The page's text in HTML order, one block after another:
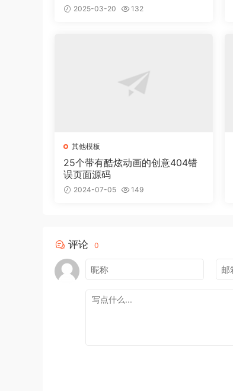
2025-03-20 132
其他模板
25个带有酷炫动画的创意404错
误页面源码
2024-07-05 149
评论 0